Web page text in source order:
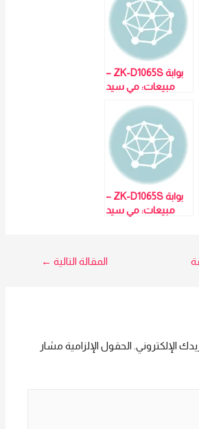
بوابة ZK-D1065S –
مبيعات: مي سيد
بوابة ZK-D1065S –
مبيعات: مي سيد
المقالة التالية ←
الإلكتروني. الحقول الإلزامية مشار